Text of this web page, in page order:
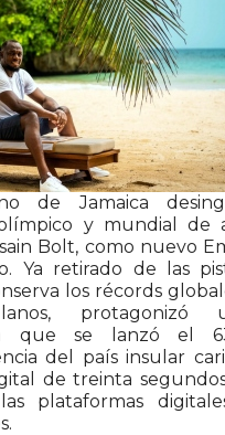
de Jamaica
y mundial de
Bolt, como nuevo
Ya retirado de las
los récords
protagonizó
que se lanzó el
del país insular
de treinta
plataformas